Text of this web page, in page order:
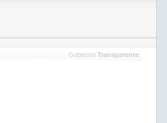
Gobierno Transparente